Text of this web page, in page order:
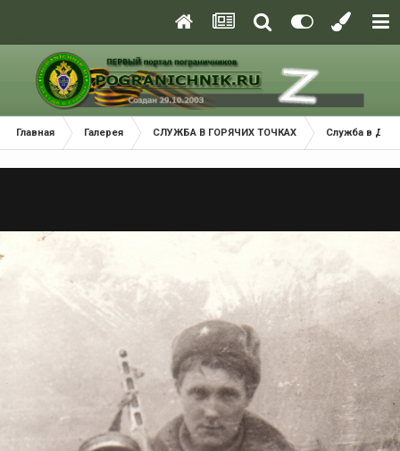
Главная Галерея СЛУЖБА В ГОРЯЧИХ ТОЧКАХ Служба в ДРА